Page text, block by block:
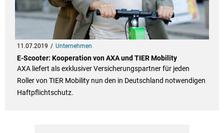
11.07.2019 Unternehmen
E-Scooter: Kooperation von AXA und TIER Mobility
AXA liefert als exklusiver Versicherungspartner für jeden
Roller von TIER Mobility nun den in Deutschland notwendigen
Haftpflichtschutz.